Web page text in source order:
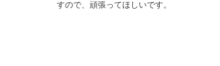
すので、頑張ってほしいです。